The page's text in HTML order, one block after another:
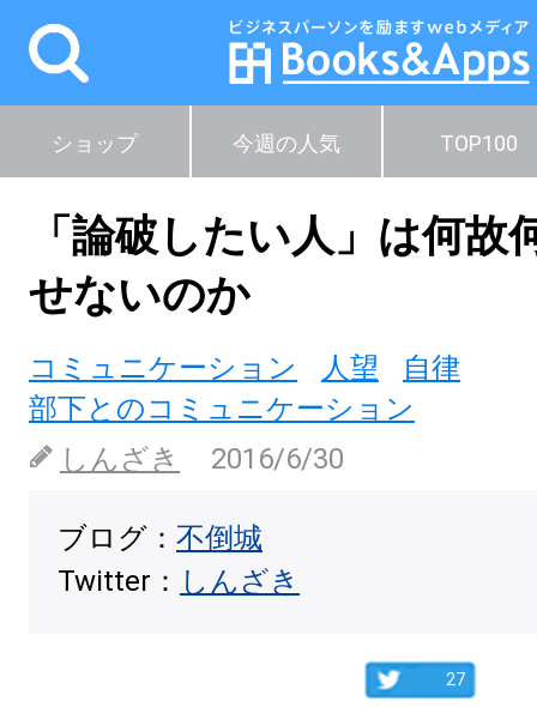
ショップ 今週の人気 TOP100
「論破したい人」は何故
せないのか
コミュニケーション 人望
自律
部下とのコミュニケーション
しんざき
2016/6/30
ブログ： 不倒城
Twitter： しんざき
27